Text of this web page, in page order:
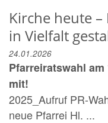
Kirche heute
in Vielfalt
24.01.2026
Pfarreiratswahl am
mit!
2025_Aufruf PR-
neue Pfarrei Hl. ...